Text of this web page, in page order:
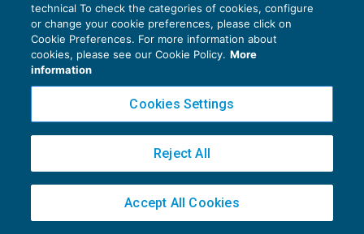
2006
Mesi di
complessiva
da indicare
in mesi
azienda nel
2001-31
technical To check the categories of cookies, configure
or change your cookie preferences, please click on
Cookie Preferences. For more information about
cookies, please see our Cookie Policy. More
information
Cookies Settings
Reject All
Accept All Cookies